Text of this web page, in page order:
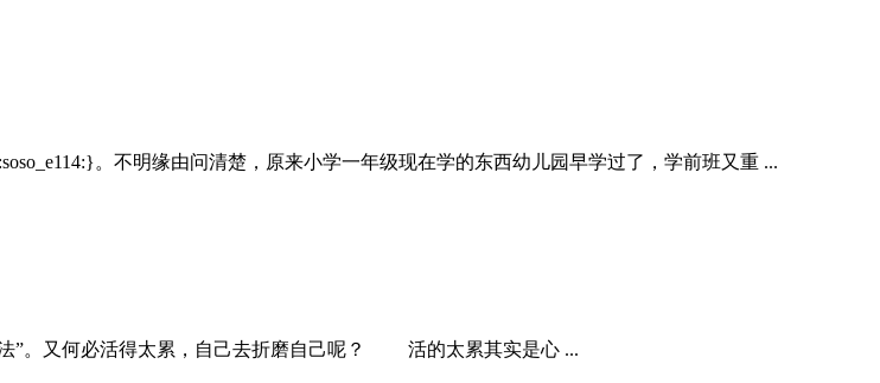
。不明缘由问清楚，原来小学一年级现在学的东西幼儿园早学过了，学前班又重 ...
”。又何必活得太累，自己去折磨自己呢？ 活的太累其实是心 ...